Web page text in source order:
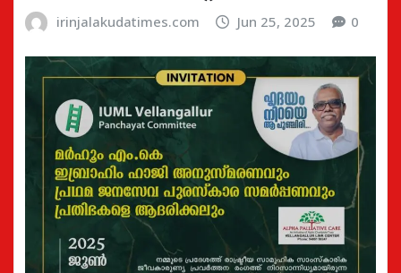
irinjalakudatimes.com Jun 25, 2025 0